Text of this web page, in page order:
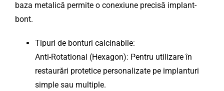
baza metalică permite o conexiune precisă implant-
bont.
Tipuri de bonturi calcinabile:
Anti-Rotational (Hexagon): Pentru utilizare în
restaurări protetice personalizate pe implanturi
simple sau multiple.